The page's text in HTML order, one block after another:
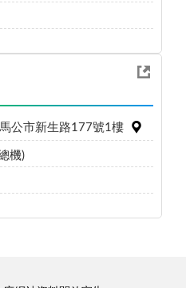
公市新生路177號1樓
機)